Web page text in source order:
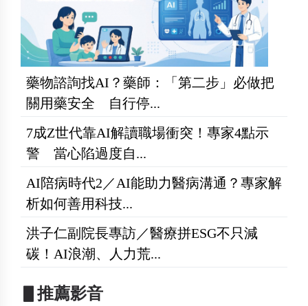
藥物諮詢找AI？藥師：「第二步」必做把
關用藥安全 自行停...
7成Z世代靠AI解讀職場衝突！專家4點示
警 當心陷過度自...
AI陪病時代2／AI能助力醫病溝通？專家解
析如何善用科技...
洪子仁副院長專訪／醫療拼ESG不只減
碳！AI浪潮、人力荒...
▋推薦影音